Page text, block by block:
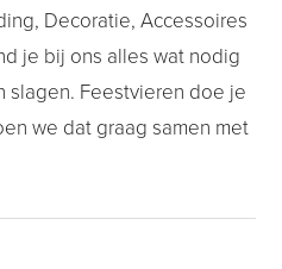
Decoratie, Accessoires
je bij ons alles wat nodig
slagen. Feestvieren doe je
we dat graag samen met